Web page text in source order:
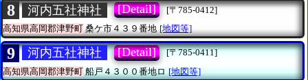
8 河内五社神社 [Detail]
[〒785-0412]
高知県高岡郡津野町桑ケ市４３９番地 [地図等]
9 河内五社神社 [Detail]
[〒785-0411]
高知県高岡郡津野町船戸４３００番地ロ [地図等]